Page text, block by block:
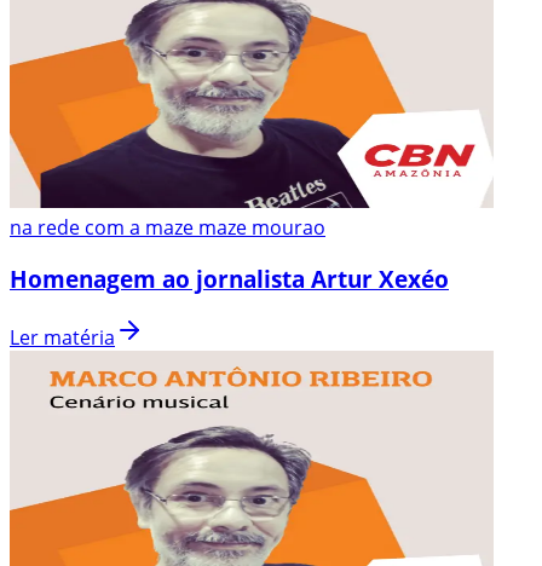
na rede com a maze maze mourao
Homenagem ao jornalista Artur Xexéo
Ler matéria